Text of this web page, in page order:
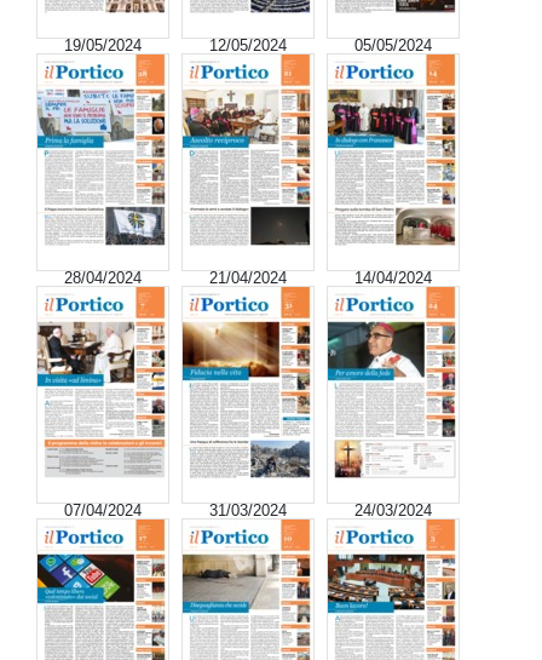
19/05/2024 12/05/2024 05/05/2024
28/04/2024 21/04/2024 14/04/2024
07/04/2024 31/03/2024 24/03/2024